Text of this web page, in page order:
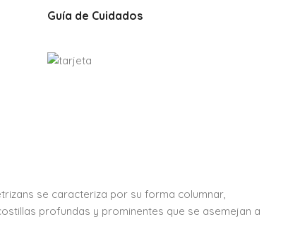
Guía de Cuidados
se caracteriza por su forma columnar,
profundas y prominentes que se asemejan a